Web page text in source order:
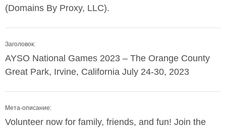
(Domains By Proxy, LLC).
Заголовок:
AYSO National Games 2023 – The Orange County
Great Park, Irvine, California July 24-30, 2023
Мета-описание:
Volunteer now for family, friends, and fun! Join the